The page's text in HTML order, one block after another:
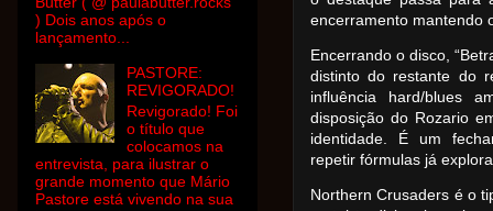
encerramento mantendo
Encerrando o disco,
distinto do restante do
influência hard/blues
disposição do Rozario
identidade. É um
repetir fórmulas já
Northern Crusaders é o
) Dois anos após o
lançamento...
PASTORE:
REVIGORADO!
Revigorado! Foi
o título que
colocamos na
entrevista, para ilustrar o
grande momento que Mário
Pastore está vivendo na sua